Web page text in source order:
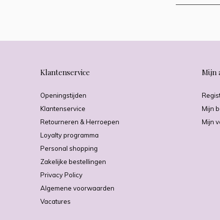
Klantenservice
Openingstijden
Klantenservice
Retourneren & Herroepen
Loyalty programma
Personal shopping
Zakelijke bestellingen
Privacy Policy
Algemene voorwaarden
Vacatures
Mijn
Mijn
Mijn